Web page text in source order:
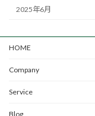
2025年6月
HOME
Company
Service
Blog